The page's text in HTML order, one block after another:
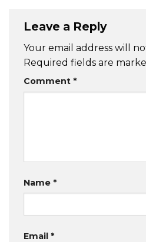
Leave a Reply
Your email address will
Required fields are
Comment *
Name *
Email *